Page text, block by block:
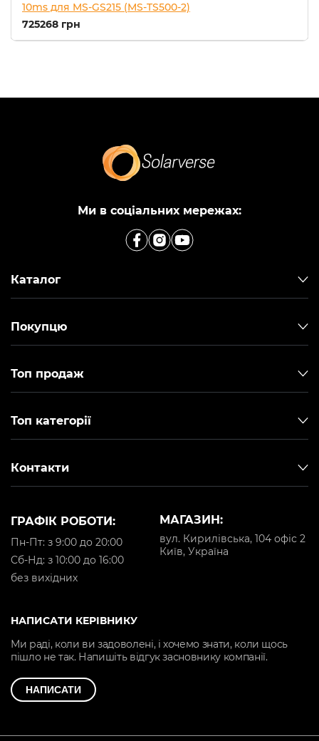
10ms для MS-GS215 (MS-TS500-2)
725268 грн
Ми в соціальних мережах:
Каталог
Покупцю
Топ продаж
Топ категорії
Контакти
МАГАЗИН:
вул. Кирилівська, 104 офіс 2
Київ, Україна
ГРАФІК РОБОТИ:
Пн-Пт: з 9:00 до 20:00
Cб-Нд: з 10:00 до 16:00
без вихідних
НАПИСАТИ КЕРІВНИКУ
Ми раді, коли ви задоволені, і хочемо знати, коли щось
пішло не так. Напишіть відгук засновнику компанії.
НАПИСАТИ